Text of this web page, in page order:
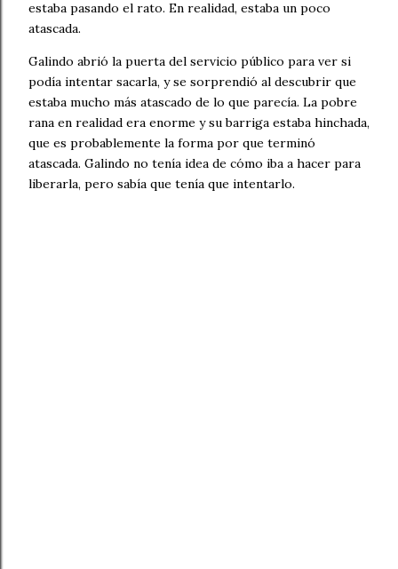
estaba pasando el rato. En realidad, estaba un poco
atascada.
Galindo abrió la puerta del servicio público para ver si
podía intentar sacarla, y se sorprendió al descubrir que
estaba mucho más atascado de lo que parecía. La pobre
rana en realidad era enorme y su barriga estaba hinchada,
que es probablemente la forma por que terminó
atascada. Galindo no tenía idea de cómo iba a hacer para
liberarla, pero sabía que tenía que intentarlo.